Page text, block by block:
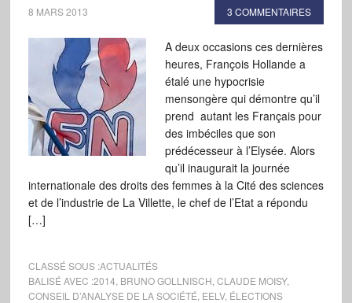
8 MARS 2013 3 COMMENTAIRES
A deux occasions ces dernières
heures, François Hollande a
étalé une hypocrisie
mensongère qui démontre qu’il
prend autant les Français pour
des imbéciles que son
prédécesseur à l’Elysée. Alors
qu’il inaugurait la journée
internationale des droits des femmes à la Cité des sciences
et de l’industrie de La Villette, le chef de l’Etat a répondu
[…]
CLASSÉ SOUS :ACTUALITÉS
BALISÉ AVEC :2014 BRUNO GOLLNISCH CLAUDE MOISY,
CONSEIL D’ANALYSE DE LA SOCIÉTÉ EELV, ÉLECTIONS